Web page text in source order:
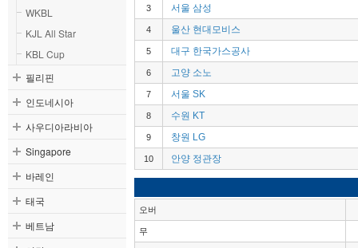
WKBL
KJL All Star
KBL Cup
필리핀
인도네시아
사우디아라비아
Singapore
바레인
태국
베트남
3 서울 삼성
4 울산 현대모비스
5 대구 한국가스공사
6 고양 소노
7 서울 SK
8 수원 KT
9 창원 LG
10 안양 정관장
오버
무